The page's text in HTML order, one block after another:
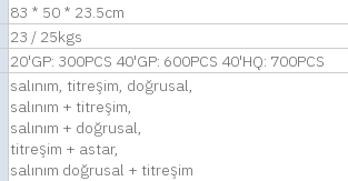
83 * 50 * 23.5cm
23 / 25kgs
20'GP: 300PCS 40'GP: 600PCS 40'HQ: 700PCS
salınım, titreşim, doğrusal,
salınım + titreşim,
salınım + doğrusal,
titreşim + astar,
salınım doğrusal + titreşim